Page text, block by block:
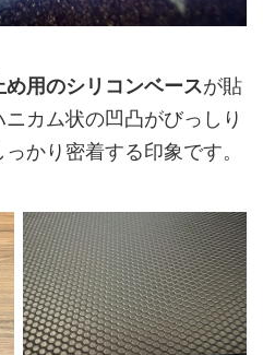
め用のシリコンベースが貼
カム状の凹凸がびっしり
かり密着する印象です。